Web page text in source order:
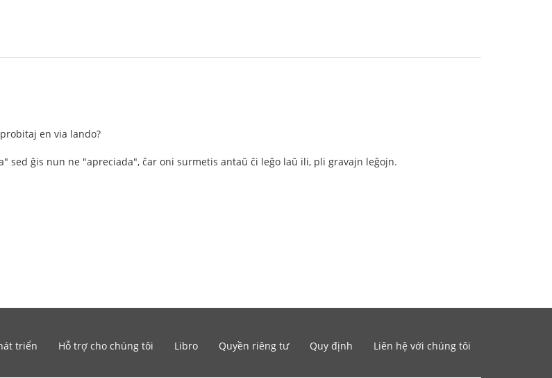
en via lando?
sed ĝis nun ne "apreciada", ĉar oni surmetis antaŭ ĉi leĝo laŭ ili, pli gravajn leĝojn.
triển Hỗ trợ cho chúng tôi Libro Quyền riêng tư Quy định Liên hệ với chúng tôi